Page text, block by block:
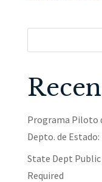
Programa Piloto
Depto. de
State Dept
Required